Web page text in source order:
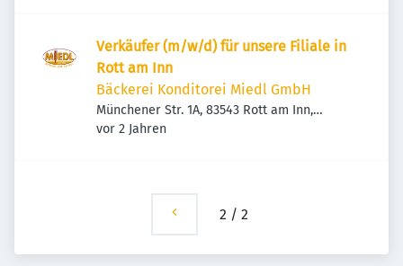
Verkäufer (m/w/d) für unsere Filiale in
Rott am Inn
Bäckerei Konditorei Miedl GmbH
Münchener Str. 1A, 83543 Rott am Inn,
Deutschland
Veröffentlicht
vor 2 Jahren
2 / 2